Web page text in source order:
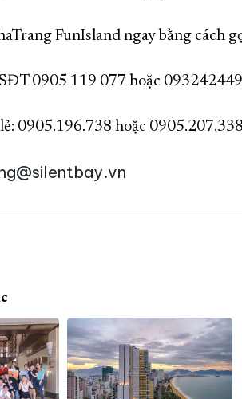
FunIsland ngay bằng cách
0905 119 077 hoặc
0905.196.738 hoặc